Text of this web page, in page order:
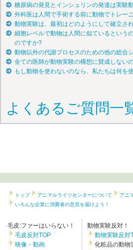
糖尿病の発見とインシュリンの発達は実験
外科医は人間で手術する前に動物でトレー
動物実験は、最初はどのようにして確立さ
細胞レベルで動物は人間に似ているという
のですか?
動物以外の代謝プロセスのための他の総合
全ての医師が動物実験の構想に賛成しない
もし動物を使わないのなら、私たちは何を
よくあるご質問一
トップ アニマルライツセンターについて アニ
いろんな企業に消費者の意見を届けよう！
毛皮:ファーはいらない！
毛皮反対TOP
映像・動画
動物実験反対！
動物実験反対
化粧品の動物